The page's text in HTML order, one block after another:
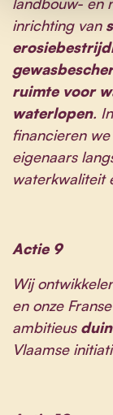
inrichting van
ruimte voor
waterlopen.
financieren
eigenaars
waterkwaliteit
Actie 9
Wij
en onze
ambitieus
Vlaamse